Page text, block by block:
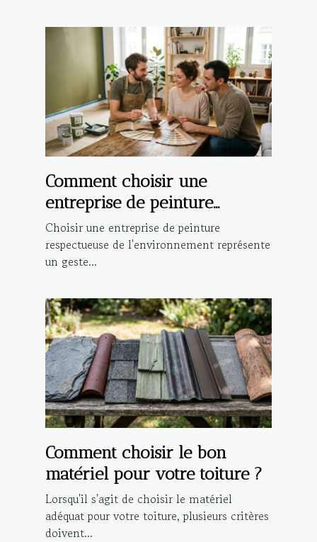
Comment choisir une
entreprise de peinture
respectueuse de
l'environnement ?
Choisir une entreprise de peinture
respectueuse de l'environnement représente
un geste...
Comment choisir le bon
matériel pour votre toiture ?
Lorsqu'il s'agit de choisir le matériel
adéquat pour votre toiture, plusieurs critères
doivent...